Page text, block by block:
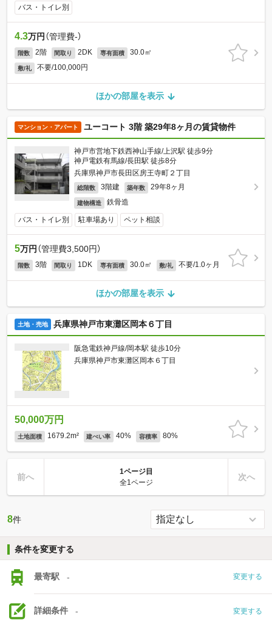
バス・トイレ別
4.3万円 （管理費-）
階数 2階 間取り 2DK 専有面積 30.0㎡
敷/礼 不要/100,000円
ほかの部屋を表示
マンション・アパート ユーコート 3階 築29年8ヶ月の賃貸物件
神戸市営地下鉄西神山手線/上沢駅 徒歩9分
神戸電鉄有馬線/長田駅 徒歩8分
兵庫県神戸市長田区房王寺町２丁目
総階数 3階建 築年数 29年8ヶ月
建物構造 鉄骨造
バス・トイレ別 駐車場あり ペット相談
5万円 （管理費3,500円）
階数 3階 間取り 1DK 専有面積 30.0㎡ 敷/礼 不要/1.0ヶ月
ほかの部屋を表示
土地・売地 兵庫県神戸市東灘区岡本６丁目
阪急電鉄神戸線/岡本駅 徒歩10分
兵庫県神戸市東灘区岡本６丁目
50,000万円
土地面積 1679.2m² 建ぺい率 40% 容積率 80%
前へ
1ページ目
全1ページ
次へ
8件
条件を変更する
最寄駅 - 変更する
詳細条件 - 変更する